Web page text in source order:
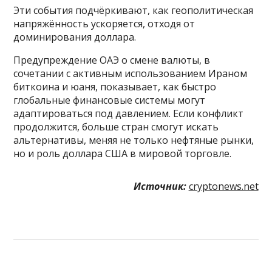
Эти события подчёркивают, как геополитическая
напряжённость ускоряется, отходя от
доминирования доллара.
Предупреждение ОАЭ о смене валюты, в
сочетании с активным использованием Ираном
биткоина и юаня, показывает, как быстро
глобальные финансовые системы могут
адаптироваться под давлением. Если конфликт
продолжится, больше стран смогут искать
альтернативы, меняя не только нефтяные рынки,
но и роль доллара США в мировой торговле.
Источник: cryptonews.net